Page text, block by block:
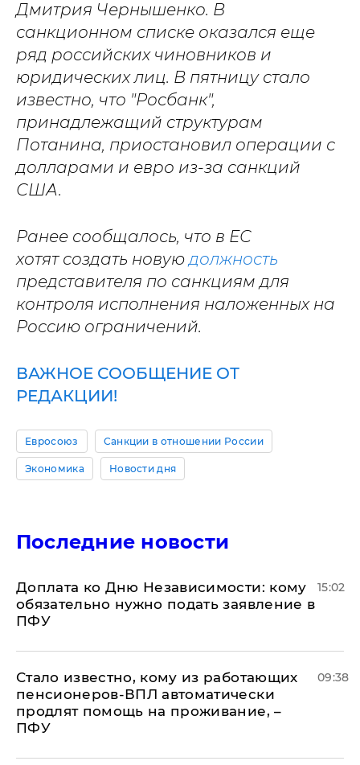
Дмитрия Чернышенко. В
санкционном списке оказался еще
ряд российских чиновников и
юридических лиц. В пятницу стало
известно, что "Росбанк",
принадлежащий структурам
Потанина, приостановил операции с
долларами и евро из-за санкций
США.
Ранее сообщалось, что в ЕС
хотят создать новуюдолжность
представителя по санкциям для
контроля исполнения наложенных на
Россию ограничений.
ВАЖНОЕ СООБЩЕНИЕ ОТ
РЕДАКЦИИ!
Евросоюз Санкции в отношении России
Экономика Новости дня
Последние новости
Доплата ко Дню Независимости: кому
обязательно нужно подать заявление в
ПФУ
15:02
Стало известно, кому из работающих
пенсионеров-ВПЛ автоматически
продлят помощь на проживание, –
ПФУ
09:38